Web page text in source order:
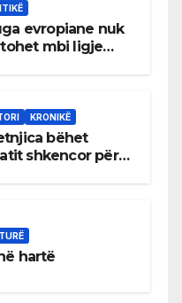
evropiane nuk
mbi ligje
KRONIKË
bëhet
shkencor për
hartë